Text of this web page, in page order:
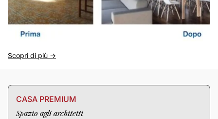
Scopri di più ->
CASA PREMIUM
Spazio agli architetti